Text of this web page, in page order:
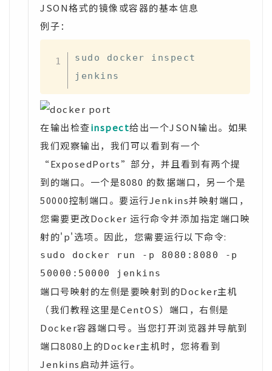
JSON格式的镜像或容器的基本信息
例子：
sudo docker inspect
jenkins
在输出检查inspect给出一个JSON输出。如果
我们观察输出，我们可以看到有一个
“ExposedPorts”部分，并且看到有两个提
到的端口。一个是8080 的数据端口，另一个是
50000控制端口。要运行Jenkins并映射端口，
您需要更改Docker 运行命令并添加指定端口映
射的'p'选项。因此，您需要运行以下命令:
sudo docker run -p 8080:8080 -p
50000:50000 jenkins
端口号映射的左侧是要映射到的Docker主机
（我们教程这里是CentOS）端口，右侧是
Docker容器端口号。当您打开浏览器并导航到
端口8080上的Docker主机时，您将看到
Jenkins启动并运行。